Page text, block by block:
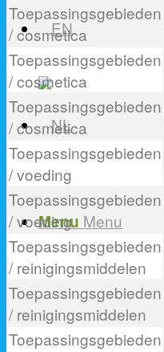
Menu Menu
Toepassingsgebieden
/ cosmetica
Toepassingsgebieden
/ cosmetica
Toepassingsgebieden
/ cosmetica
Toepassingsgebieden
/ voeding
Toepassingsgebieden
/ voeding
Toepassingsgebieden
/ reinigingsmiddelen
Toepassingsgebieden
/ reinigingsmiddelen
Toepassingsgebieden